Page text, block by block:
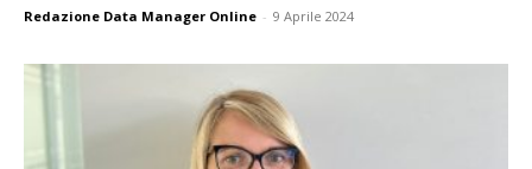
Redazione Data Manager Online - 9 Aprile 2024